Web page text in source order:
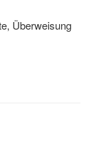
Überweisung